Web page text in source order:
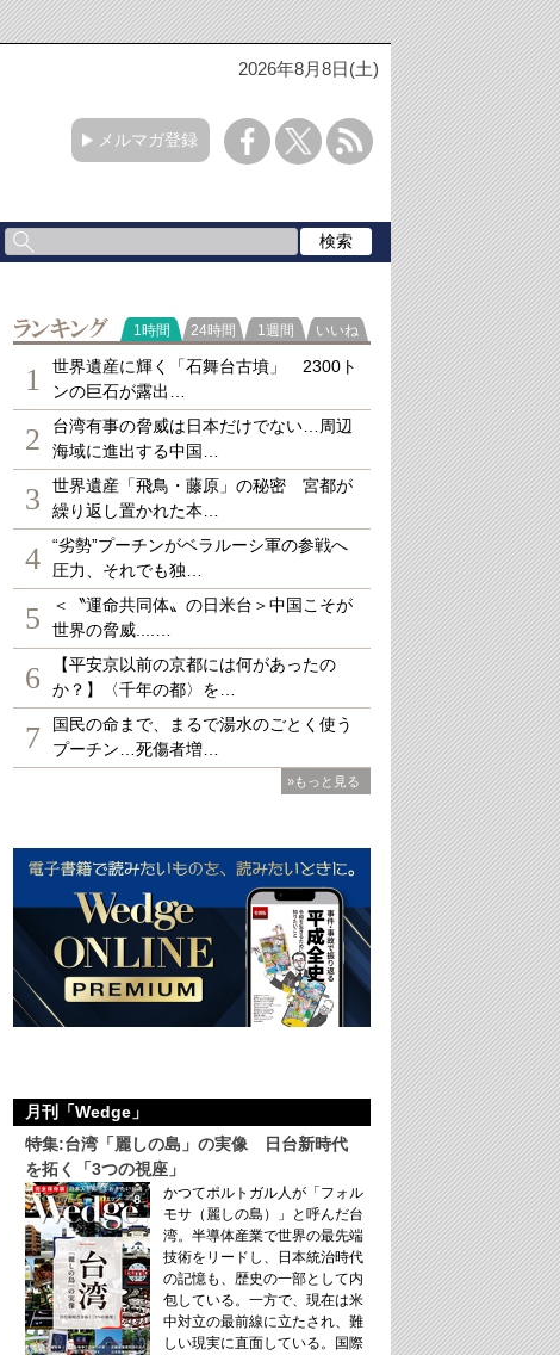
2026年8月8日(土)
メルマガ登録
ランキング
1時間 24時間 1週間 いいね
1
世界遺産に輝く「石舞台古墳」 2300ト
ンの巨石が露出…
2
台湾有事の脅威は日本だけでない…周辺
海域に進出する中国…
3
世界遺産「飛鳥・藤原」の秘密 宮都が
繰り返し置かれた本…
4
“劣勢”プーチンがベラルーシ軍の参戦へ
圧力、それでも独…
5
＜〝運命共同体〟の日米台＞中国こそが
世界の脅威....…
6
【平安京以前の京都には何があったの
か？】〈千年の都〉を…
7
国民の命まで、まるで湯水のごとく使う
プーチン…死傷者増…
»もっと見る
月刊「Wedge」
特集:台湾「麗しの島」の実像 日台新時代
を拓く「3つの視座」
かつてポルトガル人が「フォル
モサ（麗しの島）」と呼んだ台
湾。半導体産業で世界の最先端
技術をリードし、日本統治時代
の記憶も、歴史の一部として内
包している。一方で、現在は米
中対立の最前線に立たされ、難
しい現実に直面している。国際